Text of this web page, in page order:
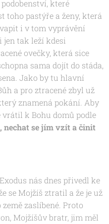
které
toho pastýře a ženy, která
i v tom vyprávění
jen tak leží kdesi
ovečky, která sice
sama dojít do stáda,
Jako by tu hlavní
a pro ztracené zbyl už
znamená pokání. Aby
vrátil k Bohu domů podle
nechat se jím vzít a činit
nás dnes přivedl ke
se Mojžíš ztratil a že je už
zaslíbené. Proto
Mojžíšův bratr, jim měl